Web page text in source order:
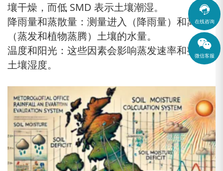
壤干燥，而低 SMD 表示土壤潮湿。
降雨量和蒸散量：测量进入（降雨量）和离开
（蒸发和植物蒸腾）土壤的水量。
温度和阳光：这些因素会影响蒸发速率和整体
土壤湿度。

在线咨询
微信客服